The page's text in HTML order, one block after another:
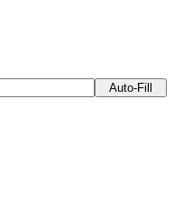
Auto-Fill